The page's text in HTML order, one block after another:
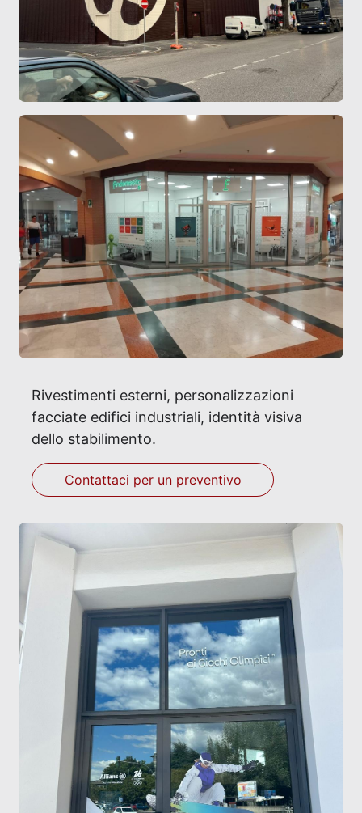
Rivestimenti esterni, personalizzazioni
facciate edifici industriali, identità visiva
dello stabilimento.
Contattaci per un preventivo